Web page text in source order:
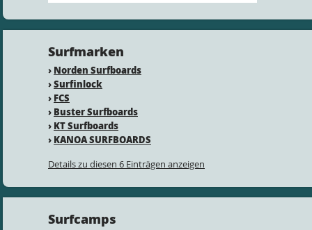
Surfmarken
› Norden Surfboards
›Surfinlock
› FCS
› Buster Surfboards
› KT Surfboards
› KANOA SURFBOARDS
Details zu diesen 6 Einträgen anzeigen
Surfcamps